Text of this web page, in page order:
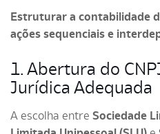
Estruturar a contabilidade
ações sequenciais e
1. Abertura do
Jurídica Adequada
A escolha entre Sociedade